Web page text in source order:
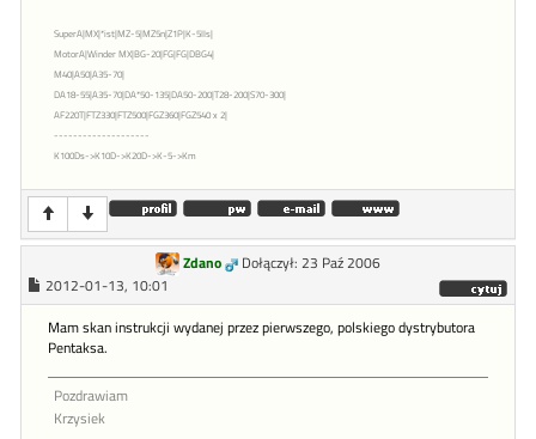
SuperA|MX|*ist|MZ-5|MZ5n|Z1P|K-5IIs|
MotorA|Winder MX|BG-20|FG|FG|DBG4|
M40|A50|A35-70|
DA18-55|A35-70|DA*50-135|DA50-200|T28-200|S70-300|
AF220T|FTZ330|FTZ500|FGZ360|FGZ540 x 2|
--------------------
K100Ds->K10D->K20D->K-5->Km
Zdano
Dołączył: 23 Paź 2006
2012-01-13, 10:01
Mam skan instrukcji wydanej przez pierwszego, polskiego dystrybutora
Pentaksa.
Pozdrawiam
Krzysiek